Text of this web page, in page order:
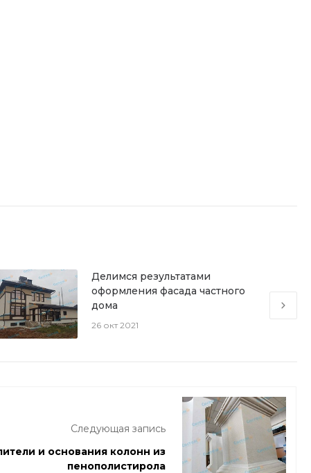
Делимся результатами
оформления фасада частного
дома
26 окт 2021
Следующая запись
и основания колонн из
пенополистирола